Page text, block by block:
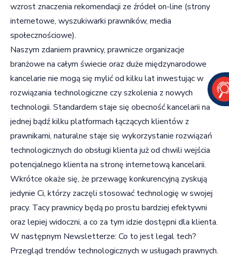
wzrost znaczenia rekomendacji ze źródeł on-line (strony
internetowe, wyszukiwarki prawników, media
społecznościowe).
Naszym zdaniem prawnicy, prawnicze organizacje
branżowe na całym świecie oraz duże międzynarodowe
kancelarie nie mogą się mylić od kilku lat inwestując w
rozwiązania technologiczne czy szkolenia z nowych
technologii. Standardem staje się obecność kancelarii na
jednej bądź kilku platformach łączących klientów z
prawnikami, naturalne staje się wykorzystanie rozwiązań
technologicznych do obsługi klienta już od chwili wejścia
potencjalnego klienta na stronę internetową kancelarii.
Wkrótce okaże się, że przewagę konkurencyjną zyskują
jedynie Ci, którzy zaczęli stosować technologię w swojej
pracy. Tacy prawnicy będą po prostu bardziej efektywni
oraz lepiej widoczni, a co za tym idzie dostępni dla klienta.
W następnym Newsletterze: Co to jest legal tech?
Przegląd trendów technologicznych w usługach prawnych.